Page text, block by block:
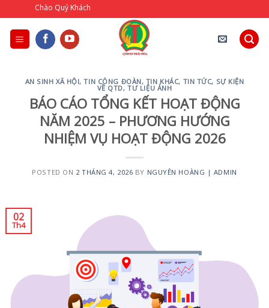
to
content
AN SINH XÃ HỘI,TIN CÔNG ĐOÀN, TIN KHÁC, TIN TỨC, SỰ KIỆN
VỀ QTD,TƯ LIỆU ẢNH
BÁO CÁO TỔNG KẾT HOẠT ĐỘNG
NĂM 2025 – PHƯƠNG HƯỚNG
NHIỆM VỤ HOẠT ĐỘNG 2026
POSTED ON 2 THÁNG 4, 2026 BY NGUYÊN HOÀNG | ADMIN
02
Th4